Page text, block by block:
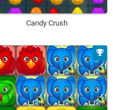
Candy Crush